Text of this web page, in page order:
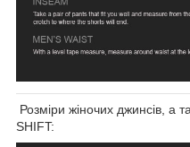
Розміри жіночих джинсів, а
SHIFT: